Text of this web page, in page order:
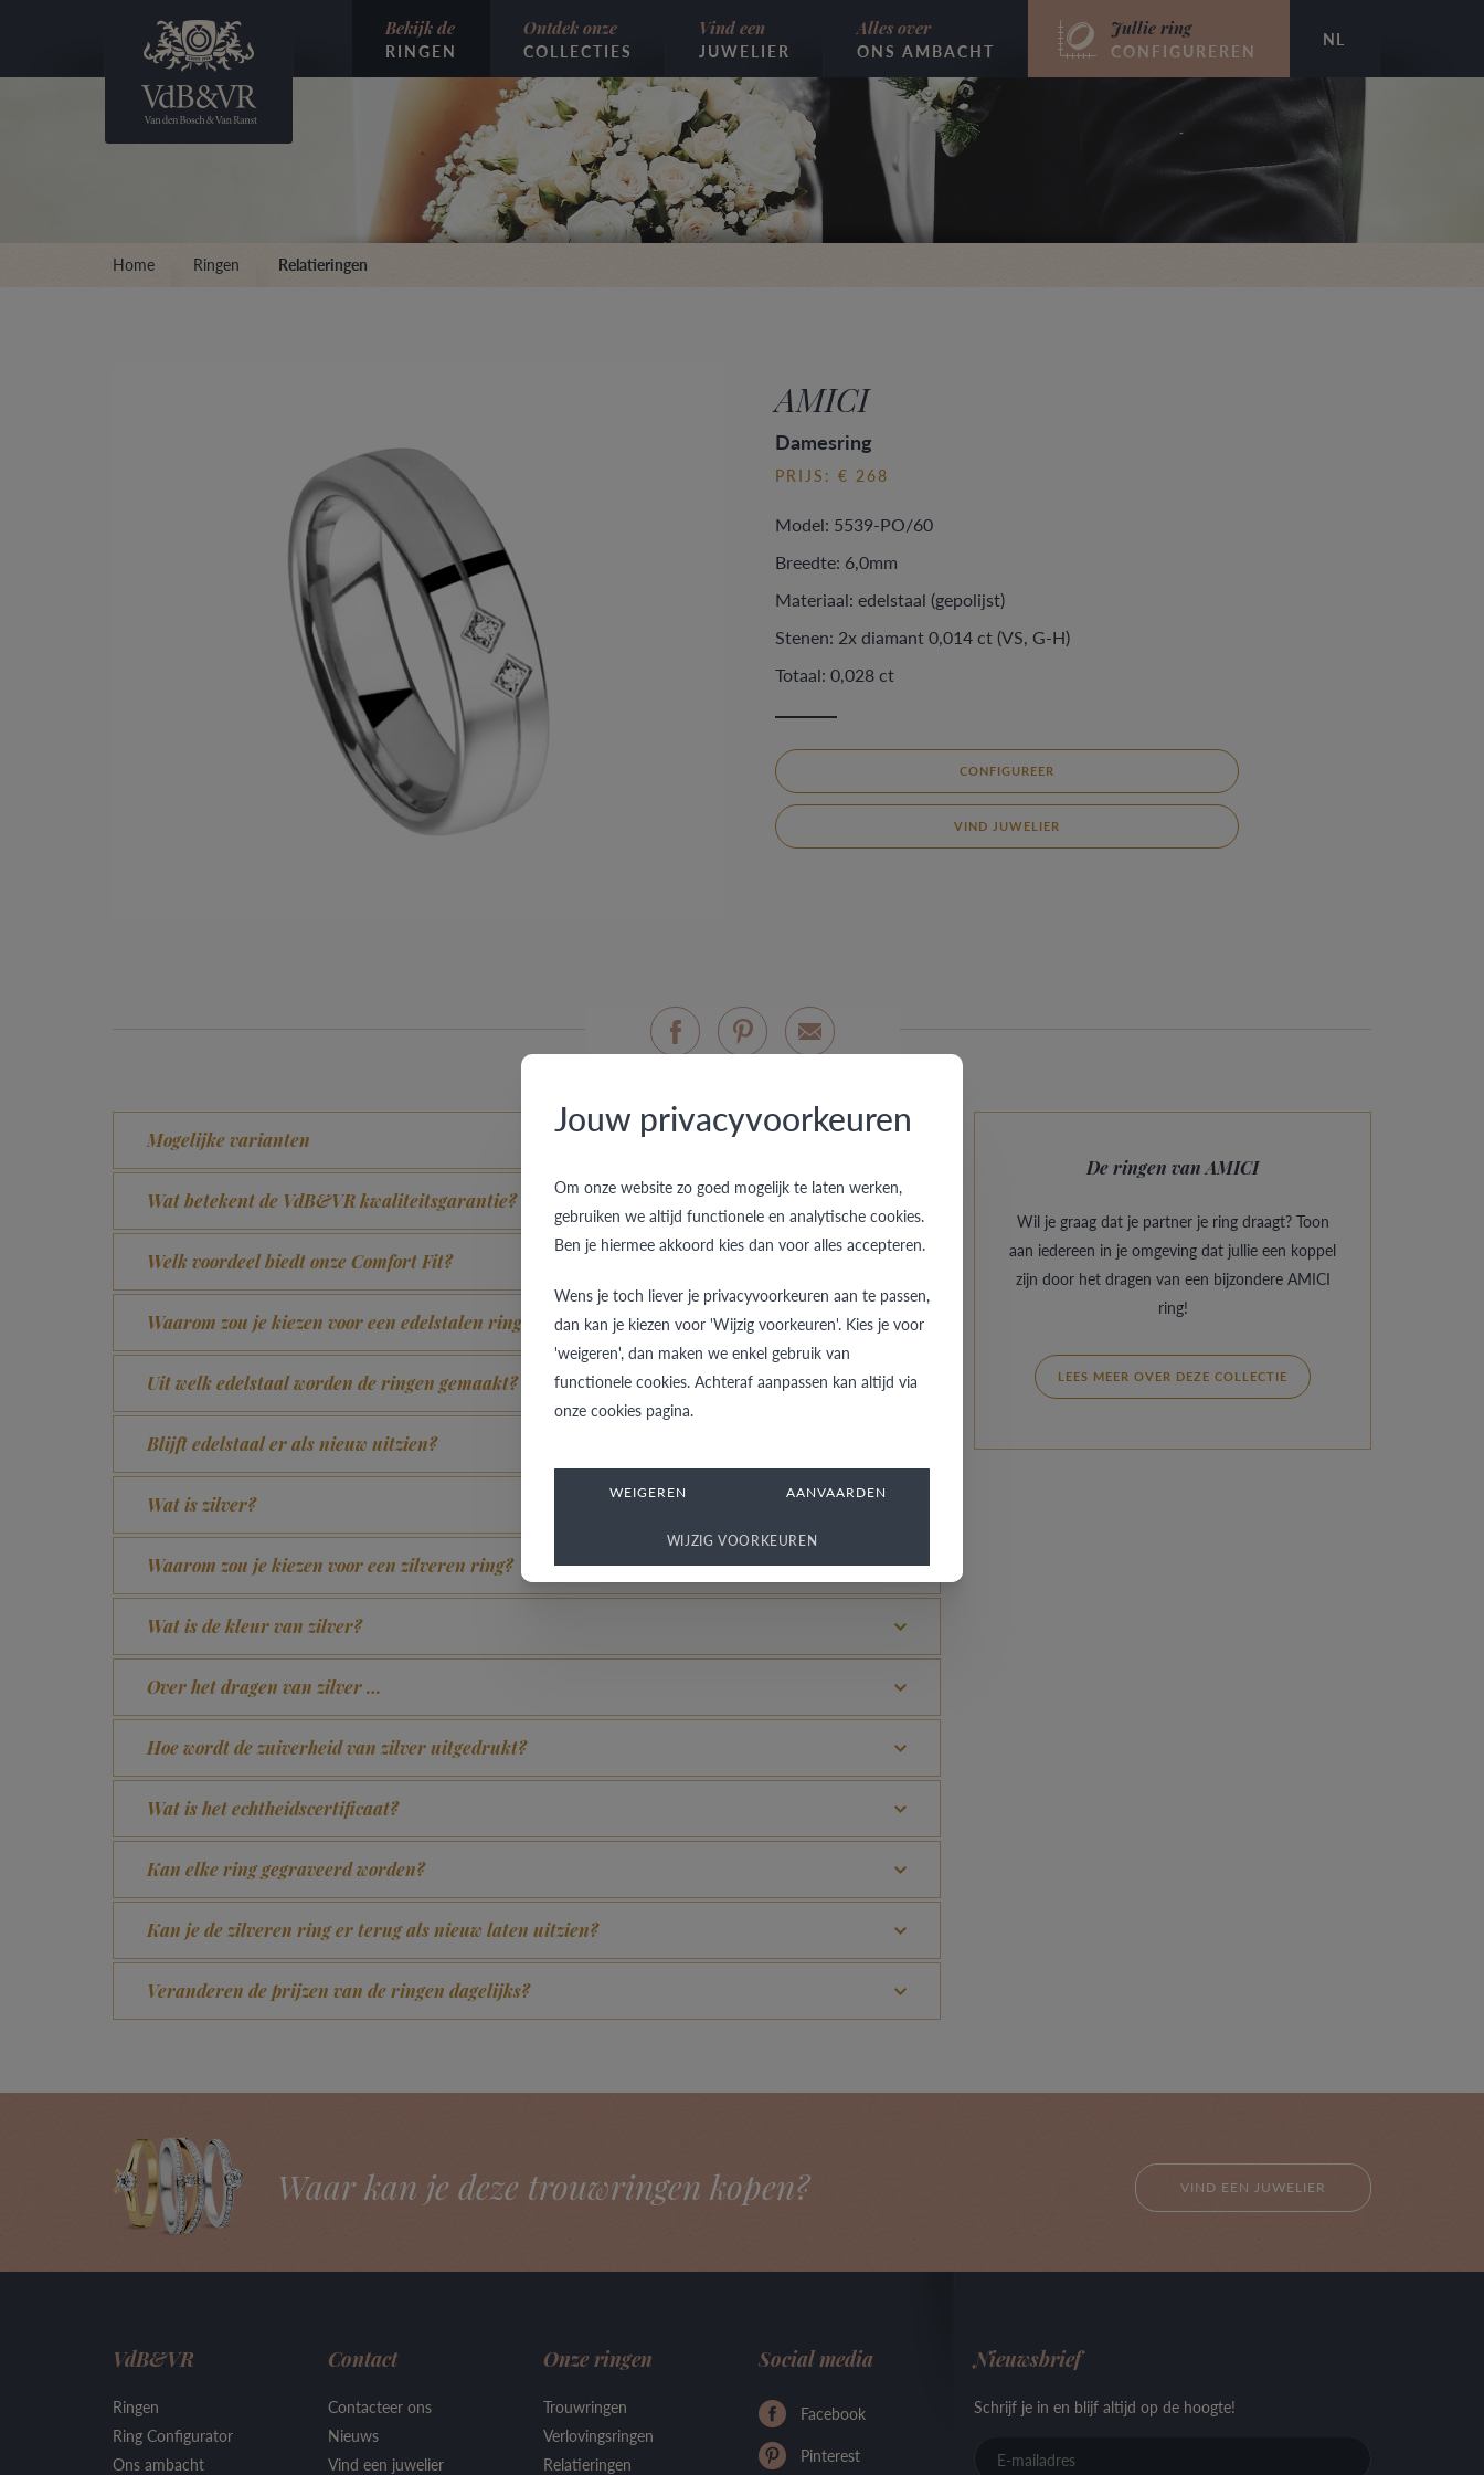
NL
Bekijk de
RINGEN
Ontdek onze
COLLECTIES
Vind een
JUWELIER
Alles over
ONS AMBACHT
Jullie ring
CONFIGUREREN
Home Ringen Relatieringen
AMICI
Damesring
PRIJS: € 268
Model: 5539-PO/60
Breedte: 6,0mm
Materiaal: edelstaal (gepolijst)
Stenen: 2x diamant 0,014 ct (VS, G-H)
Totaal: 0,028 ct
CONFIGUREER
VIND JUWELIER
Mogelijke varianten
Wat betekent de VdB&VR kwaliteitsgarantie?
Welk voordeel biedt onze Comfort Fit?
Waarom zou je kiezen voor een edelstalen ring?
Uit welk edelstaal worden de ringen gemaakt?
Blijft edelstaal er als nieuw uitzien?
Wat is zilver?
Waarom zou je kiezen voor een zilveren ring?
Wat is de kleur van zilver?
Over het dragen van zilver …
Hoe wordt de zuiverheid van zilver uitgedrukt?
Wat is het echtheidscertificaat?
Kan elke ring gegraveerd worden?
Kan je de zilveren ring er terug als nieuw laten uitzien?
Veranderen de prijzen van de ringen dagelijks?
De ringen van AMICI
Wil je graag dat je partner je ring draagt? Toon
aan iedereen in je omgeving dat jullie een koppel
zijn door het dragen van een bijzondere AMICI
ring!
LEES MEER OVER DEZE COLLECTIE
Waar kan je deze trouwringen kopen? VIND EEN JUWELIER
Jouw privacyvoorkeuren
Om onze website zo goed mogelijk te laten werken,
gebruiken we altijd functionele en analytische cookies.
Ben je hiermee akkoord kies dan voor alles accepteren.
Wens je toch liever je privacyvoorkeuren aan te passen,
dan kan je kiezen voor 'Wijzig voorkeuren'. Kies je voor
'weigeren', dan maken we enkel gebruik van
functionele cookies. Achteraf aanpassen kan altijd via
onze cookies pagina.
WEIGEREN AANVAARDEN
WIJZIG VOORKEUREN
VdB&VR
Ringen
Ring Configurator
Ons ambacht
Contact
Contacteer ons
Nieuws
Vind een juwelier
Onze ringen
Trouwringen
Verlovingsringen
Relatieringen
Social media
Facebook
Pinterest
Nieuwsbrief
Schrijf je in en blijf altijd op de hoogte!